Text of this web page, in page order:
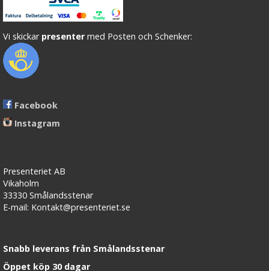
Vi skickar presenter med Posten och Schenker:
Facebook
Instagram
Presenteriet AB
Vikaholm
33330 Smålandsstenar
E-mail: Kontakt@presenteriet.se
Snabb leverans från Smålandsstenar
Öppet köp 30 dagar